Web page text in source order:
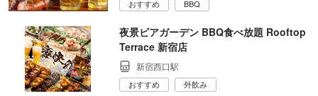
おすすめ BBQ
夜景ビアガーデン BBQ食べ放題 Rooftop
Terrace 新宿店
新宿西口駅
おすすめ 外飲み